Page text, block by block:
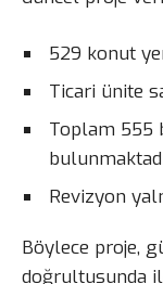
529 konut
Ticari ünite
Toplam 555
Revizyon
Böylece proje,
doğrultusunda